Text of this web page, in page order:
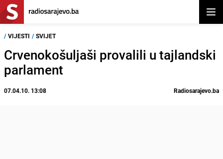
/ VIJESTI / SVIJET
Crvenokošuljaši provalili u tajlandski
parlament
07.04.10. 13:08 Radiosarajevo.ba